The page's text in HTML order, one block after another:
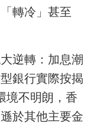
轉冷」甚至
逆轉：加息潮
銀行實際按揭
境不明朗，香
於其他主要金